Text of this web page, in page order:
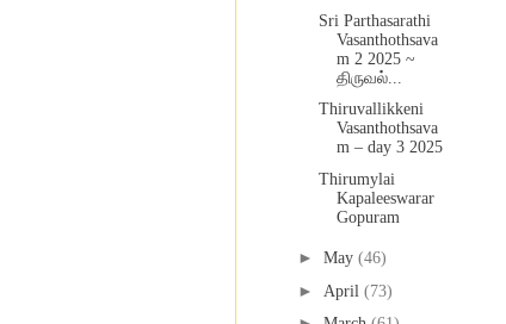
Sri Parthasarathi
Vasanthothsava
m 2 2025 ~
திருவல்...
Thiruvallikkeni
Vasanthothsava
m – day 3 2025
Thirumylai
Kapaleeswarar
Gopuram
► May (46)
► April (73)